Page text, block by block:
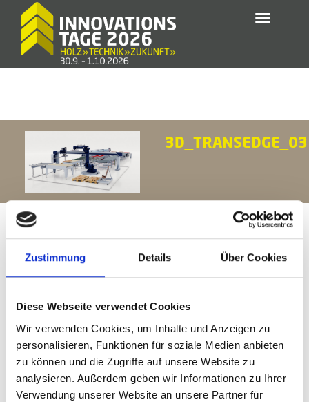
Zustimmung Details Über Cookies
Diese Webseite verwendet Cookies
Wir verwenden Cookies, um Inhalte und Anzeigen zu
personalisieren, Funktionen für soziale Medien anbieten
zu können und die Zugriffe auf unsere Website zu
analysieren. Außerdem geben wir Informationen zu Ihrer
Verwendung unserer Website an unsere Partner für
Toggle
3D_TRANSEDGE_03